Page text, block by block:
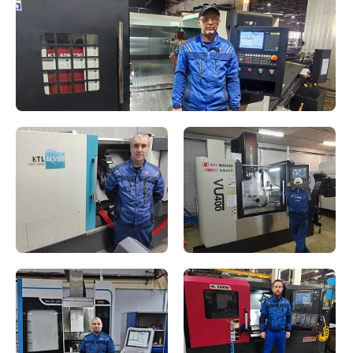
помпы, кВт
Производительность, резов/
смену
до 250
Распил под углом, ° до 90
Регулятор скорости
Размер ленточного полотна,
мм
41 х 1,25 х 5080
Скорость вращения
ленточного полотна, м/мин
19 / 30 / 50 / 65 / 80
Распил круга 90°, мм 400
Распил квадрата 90°, мм 400 х 700
Мощность двигателя, кВт 4
Габаритные размеры
Стать партнером